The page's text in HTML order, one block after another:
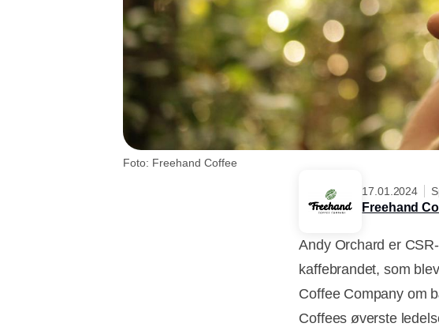
Foto: Freehand Coffee
17.01.2024
Freehand
Andy Orchard er
kaffebrandet, som
Coffee Company om
Coffees øverste